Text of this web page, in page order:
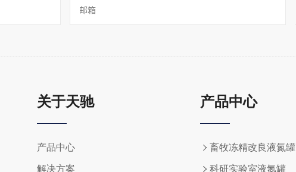
关于天驰
产品中心
解决方案
产品中心
畜牧冻精改良液氮罐
科研实验室液氮罐